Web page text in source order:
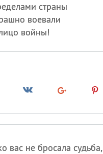
страны
воевали
войны!
вас не бросала судьба,